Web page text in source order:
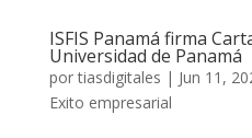
ISFIS Panamá firma
Universidad de Panamá
portiasdigitales | Jun 11,
Exito empresarial